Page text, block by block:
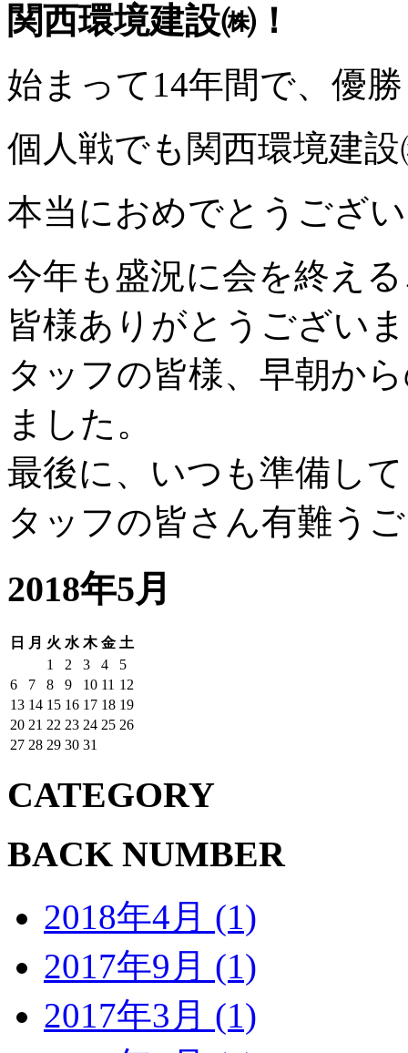
関西環境建設㈱！
始まって14年間で、優
個人戦でも関西環境建
本当におめでとうござ
今年も盛況に会を終え
皆様ありがとうござい
タッフの皆様、早朝か
ました。
最後に、いつも準備し
タッフの皆さん有難う
2018年5月
日 月 火 水 木 金 土
1
2 3 4
5
6
7 8 9 10 11 12
13 14 15 16 17 18 19
20 21 22 23 24 25 26
27 28 29 30 31
CATEGORY
BACK NUMBER
2018年4月 (1)
2017年9月 (1)
2017年3月 (1)